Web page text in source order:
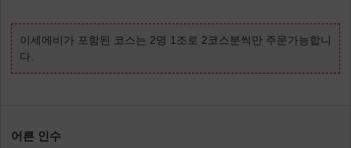
이세에비가 포함된 코스는 2명 1조로 2코스분씩만 주문가능합니
다.
어른 인수